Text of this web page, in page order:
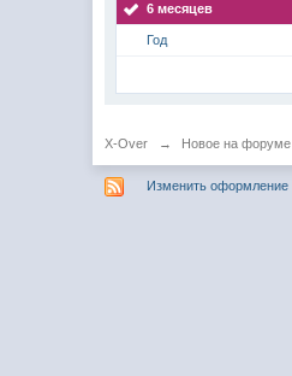
6 месяцев
Год
X-Over → Новое на форуме
Изменить оформление